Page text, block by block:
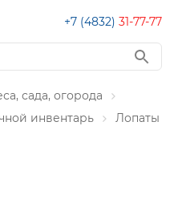
+7 (4832) 31-77-77
сада, огорода
инвентарь Лопаты